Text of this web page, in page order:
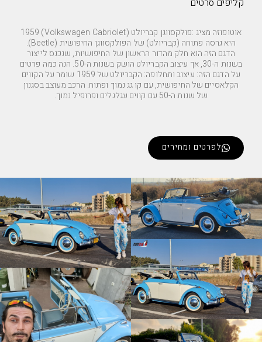
קליפים סרטים
אוטופוזה מציג :פולקסווגן קבריולט (Volkswagen Cabriolet) 1959
היא גרסה פתוחה (קבריולט) של הפולקסווגן החיפושית (Beetle).
הדגם הזה הוא חלק מהדור הראשון של החיפושיות, שנכנס לייצור
בשנות ה-30, אך עיצוב הקבריולט הושק בשנות ה-50. הנה כמה פרטים
על הדגם הזה: עיצוב ותחלופה: הקבריולט של 1959 שומר על הקווים
הקלאסיים של החיפושית, עם קו גג נמוך ופתוח. הרכב מעוצב בסגנון
של שנות ה-50 עם קווים עגלגלים ופרופיל נמוך.
לפרטים ומחירים